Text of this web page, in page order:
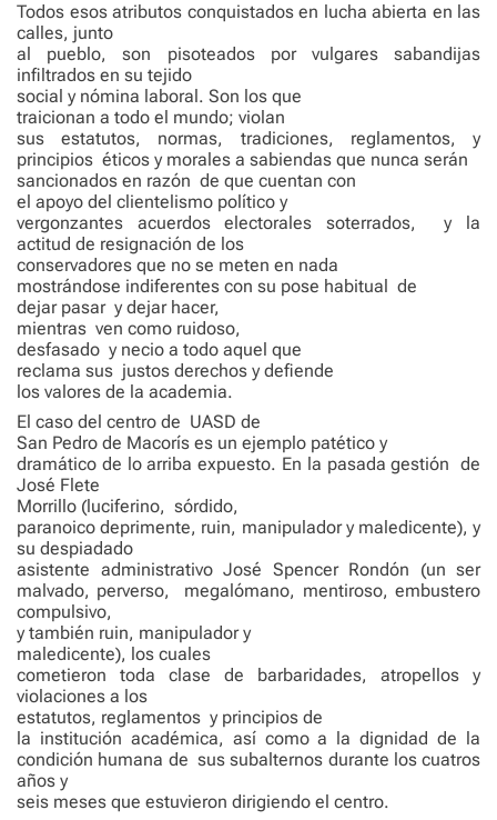
Todos esos atributos conquistados en lucha abierta en las
calles, junto
al pueblo, son pisoteados por vulgares sabandijas
infiltrados en su tejido
social y nómina laboral. Son los que
traicionan a todo el mundo; violan
sus estatutos, normas, tradiciones, reglamentos, y
principios éticos y morales a sabiendas que nunca serán
sancionados en razón de que cuentan con
el apoyo del clientelismo político y
vergonzantes acuerdos electorales soterrados,
y la
actitud de resignación de los
conservadores que no se meten en nada
mostrándose indiferentes con su pose habitual de
dejar pasar y dejar hacer,
mientras ven como ruidoso,
desfasado y necio a todo aquel que
reclama sus justos derechos y defiende
los valores de la academia.
El caso del centro de UASD de
San Pedro de Macorís es un ejemplo patético y
dramático de lo arriba expuesto. En la pasada gestión de
José Flete
Morrillo (luciferino, sórdido,
paranoico deprimente, ruin, manipulador y maledicente), y
su despiadado
asistente administrativo José Spencer Rondón (un ser
malvado, perverso,
megalómano, mentiroso, embustero
compulsivo,
y también ruin, manipulador y
maledicente), los cuales
cometieron toda clase de barbaridades, atropellos y
violaciones a los
estatutos, reglamentos y principios de
la institución académica, así como a la dignidad de la
condición humana de sus subalternos durante los cuatros
años y
seis meses que estuvieron dirigiendo el centro.